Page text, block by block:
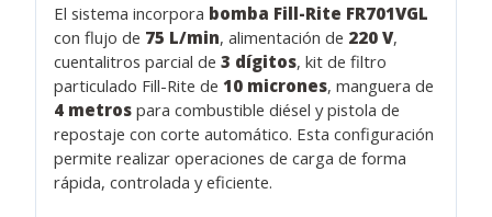
El sistema incorpora bomba Fill-Rite FR701VGL
con flujo de 75 L/min, alimentación de 220 V,
cuentalitros parcial de3 dígitos, kit de filtro
particulado Fill-Rite de 10 micrones, manguera de
4 metros para combustible diésel y pistola de
repostaje con corte automático. Esta configuración
permite realizar operaciones de carga de forma
rápida, controlada y eficiente.